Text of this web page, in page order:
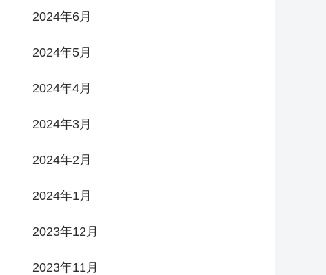
2024年6月
2024年5月
2024年4月
2024年3月
2024年2月
2024年1月
2023年12月
2023年11月